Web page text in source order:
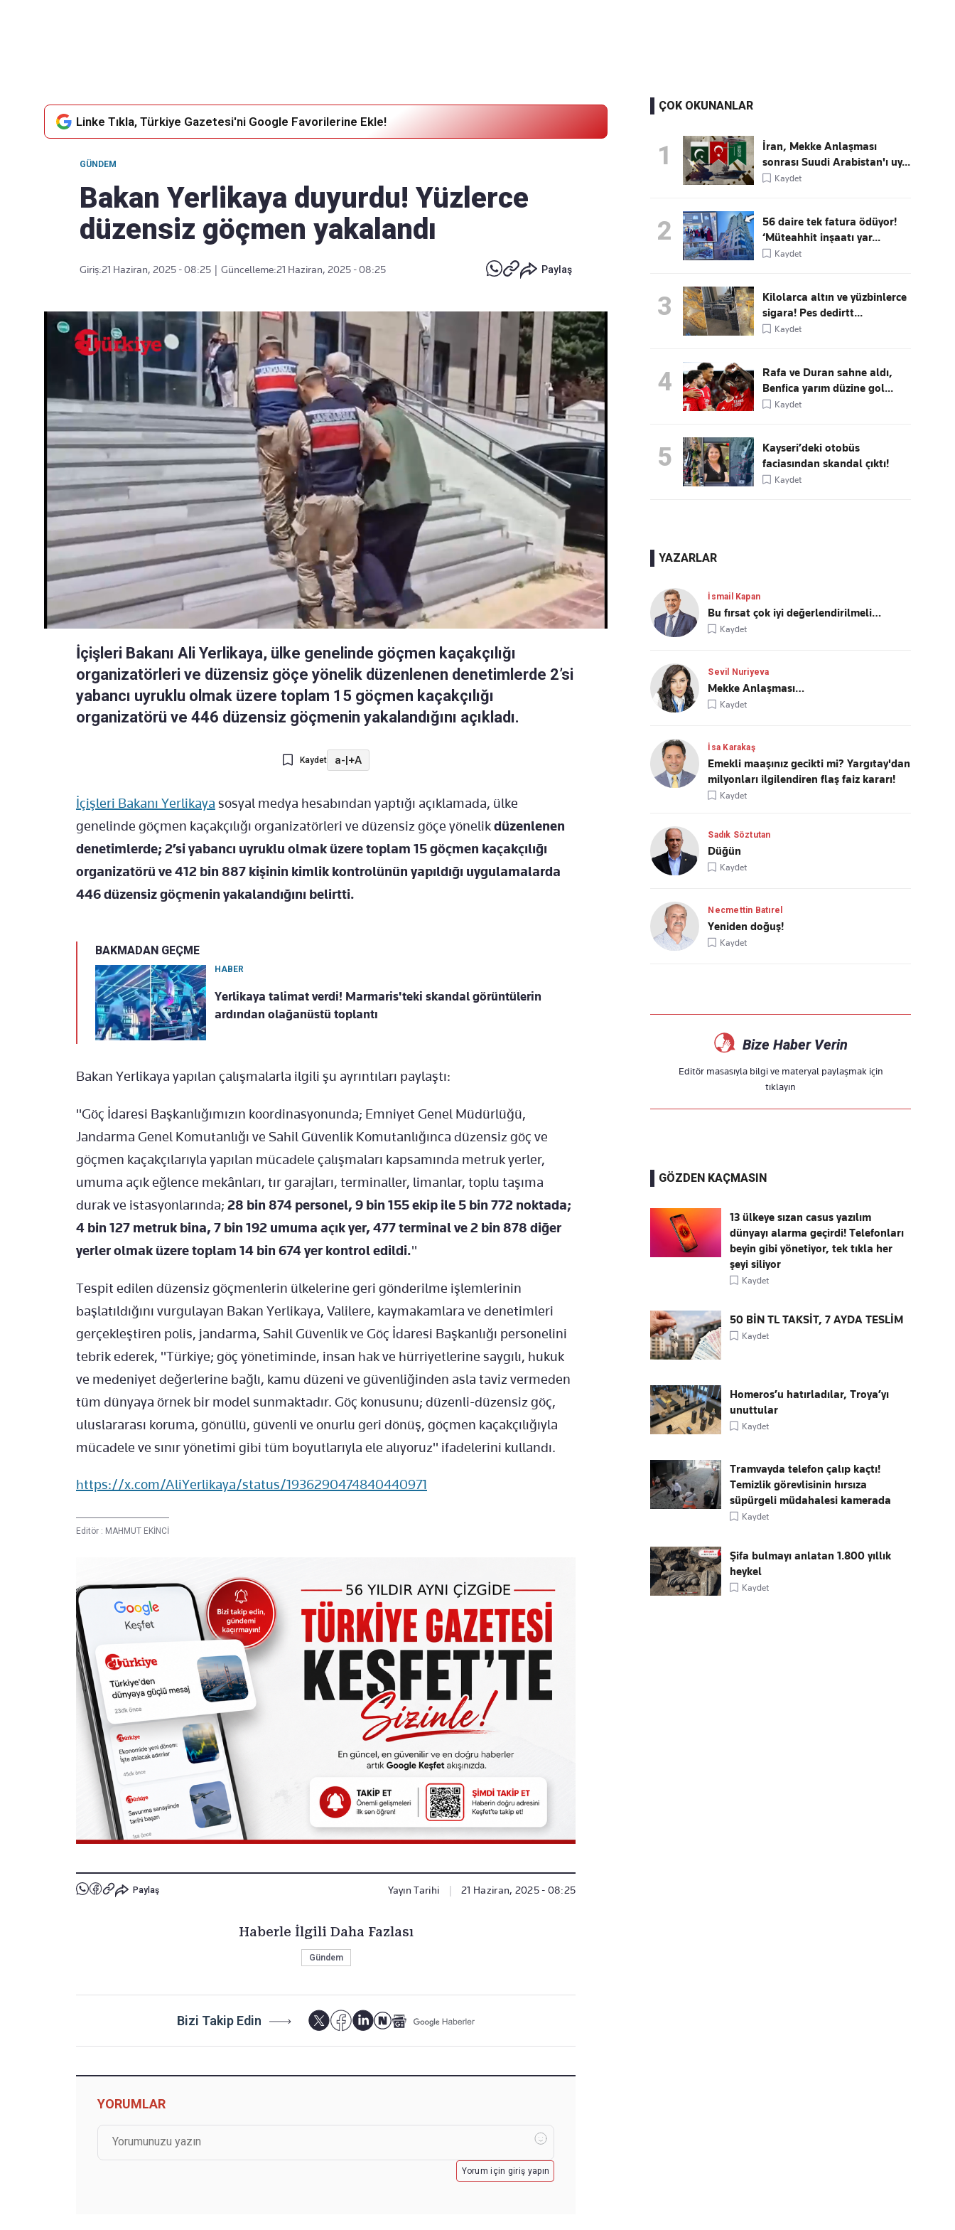
Linke Tıkla, Türkiye Gazetesi'ni Google Favorilerine Ekle!
GÜNDEM
Bakan Yerlikaya duyurdu! Yüzlerce
düzensiz göçmen yakalandı
Giriş:21 Haziran, 2025 - 08:25 Güncelleme:21 Haziran, 2025 - 08:25 Paylaş
İçişleri Bakanı Ali Yerlikaya, ülke genelinde göçmen kaçakçılığı
organizatörleri ve düzensiz göçe yönelik düzenlenen denetimlerde 2’si
yabancı uyruklu olmak üzere toplam 15 göçmen kaçakçılığı
organizatörü ve 446 düzensiz göçmenin yakalandığını açıkladı.
Kaydet a-|+A
İçişleri Bakanı Yerlikaya sosyal medya hesabından yaptığı açıklamada, ülke
genelinde göçmen kaçakçılığı organizatörleri ve düzensiz göçe yönelikdüzenlenen
denetimlerde; 2’si yabancı uyruklu olmak üzere toplam 15 göçmen kaçakçılığı
organizatörü ve 412 bin 887 kişinin kimlik kontrolünün yapıldığı uygulamalarda
446 düzensiz göçmenin yakalandığını belirtti.
BAKMADAN GEÇME
HABER
Yerlikaya talimat verdi! Marmaris'teki skandal görüntülerin
ardından olağanüstü toplantı
Bakan Yerlikaya yapılan çalışmalarla ilgili şu ayrıntıları paylaştı:
"Göç İdaresi Başkanlığımızın koordinasyonunda; Emniyet Genel Müdürlüğü,
Jandarma Genel Komutanlığı ve Sahil Güvenlik Komutanlığınca düzensiz göç ve
göçmen kaçakçılarıyla yapılan mücadele çalışmaları kapsamında metruk yerler,
umuma açık eğlence mekânları, tır garajları, terminaller, limanlar, toplu taşıma
durak ve istasyonlarında; 28 bin 874 personel, 9 bin 155 ekip ile 5 bin 772 noktada;
4 bin 127 metruk bina, 7 bin 192 umuma açık yer, 477 terminal ve 2 bin 878 diğer
yerler olmak üzere toplam 14 bin 674 yer kontrol edildi."
Tespit edilen düzensiz göçmenlerin ülkelerine geri gönderilme işlemlerinin
başlatıldığını vurgulayan Bakan Yerlikaya, Valilere, kaymakamlara ve denetimleri
gerçekleştiren polis, jandarma, Sahil Güvenlik ve Göç İdaresi Başkanlığı personelini
tebrik ederek, "Türkiye; göç yönetiminde, insan hak ve hürriyetlerine saygılı, hukuk
ve medeniyet değerlerine bağlı, kamu düzeni ve güvenliğinden asla taviz vermeden
tüm dünyaya örnek bir model sunmaktadır. Göç konusunu; düzenli-düzensiz göç,
uluslararası koruma, gönüllü, güvenli ve onurlu geri dönüş, göçmen kaçakçılığıyla
mücadele ve sınır yönetimi gibi tüm boyutlarıyla ele alıyoruz" ifadelerini kullandı.
https://x.com/AliYerlikaya/status/1936290474840440971
Editör : MAHMUT EKİNCİ
Paylaş Yayın Tarihi 21 Haziran, 2025 - 08:25
Haberle İlgili Daha Fazlası
Gündem
Bizi Takip Edin
YORUMLAR
Yorum için giriş yapın
ÇOK OKUNANLAR
1
İran, Mekke Anlaşması
sonrası Suudi Arabistan'ı uy...
Kaydet
2
56 daire tek fatura ödüyor!
‘Müteahhit inşaatı yar...
Kaydet
3
Kilolarca altın ve yüzbinlerce
sigara! Pes dedirtt...
Kaydet
4
Rafa ve Duran sahne aldı,
Benfica yarım düzine gol...
Kaydet
5
Kayseri’deki otobüs
faciasından skandal çıktı!
Kaydet
YAZARLAR
İsmail Kapan
Bu fırsat çok iyi değerlendirilmeli…
Kaydet
Sevil Nuriyeva
Mekke Anlaşması…
Kaydet
İsa Karakaş
Emekli maaşınız gecikti mi? Yargıtay'dan
milyonları ilgilendiren flaş faiz kararı!
Kaydet
Sadık Söztutan
Düğün
Kaydet
Necmettin Batırel
Yeniden doğuş!
Kaydet
Bize Haber Verin
Editör masasıyla bilgi ve materyal paylaşmak için
tıklayın
GÖZDEN KAÇMASIN
13 ülkeye sızan casus yazılım
dünyayı alarma geçirdi! Telefonları
beyin gibi yönetiyor, tek tıkla her
şeyi siliyor
Kaydet
50 BİN TL TAKSİT, 7 AYDA TESLİM
Kaydet
Homeros’u hatırladılar, Troya’yı
unuttular
Kaydet
Tramvayda telefon çalıp kaçtı!
Temizlik görevlisinin hırsıza
süpürgeli müdahalesi kamerada
Kaydet
Şifa bulmayı anlatan 1.800 yıllık
heykel
Kaydet